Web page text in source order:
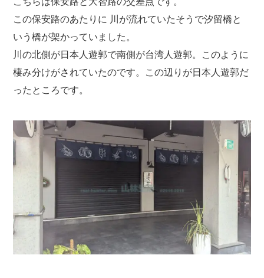
この保安路のあたりに 川が流れていたそうで汐留橋と
いう橋が架かっていました。
川の北側が日本人遊郭で南側が台湾人遊郭。このように
棲み分けがされていたのです。この辺りが日本人遊郭だ
ったところです。